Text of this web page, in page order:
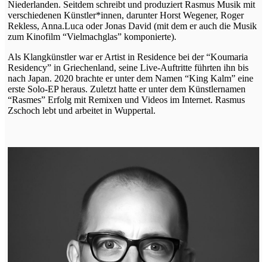
Niederlanden. Seitdem schreibt und produziert Rasmus Musik mit
verschiedenen Künstler*innen, darunter Horst Wegener, Roger
Rekless, Anna.Luca oder Jonas David (mit dem er auch die Musik
zum Kinofilm “Vielmachglas” komponierte).
Als Klangkünstler war er Artist in Residence bei der “Koumaria
Residency” in Griechenland, seine Live-Auftritte führten ihn bis
nach Japan. 2020 brachte er unter dem Namen “King Kalm” eine
erste Solo-EP heraus. Zuletzt hatte er unter dem Künstlernamen
“Rasmes” Erfolg mit Remixen und Videos im Internet. Rasmus
Zschoch lebt und arbeitet in Wuppertal.